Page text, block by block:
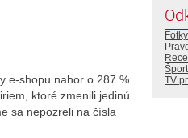
e-shopu nahor o 287 %.
ktoré zmenili jedinú
sa nepozreli na čísla
Fotky
Šport
TV